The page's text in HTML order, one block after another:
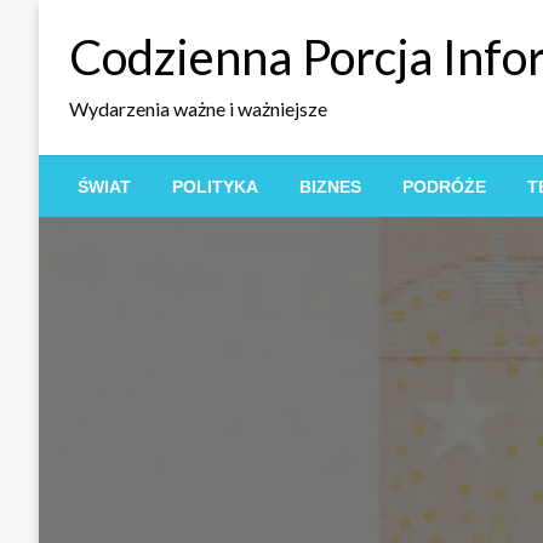
Codzienna Porcja
Wydarzenia ważne i ważniejsze
ŚWIAT POLITYKA BIZNES PODRÓŻE